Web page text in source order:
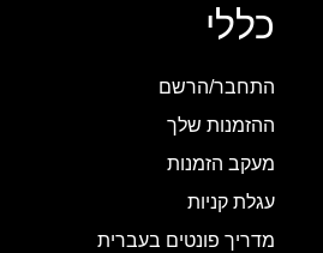
כללי
התחבר/הרשם
ההזמנות שלך
מעקב הזמנות
עגלת קניות
מדריך פונטים בעברית